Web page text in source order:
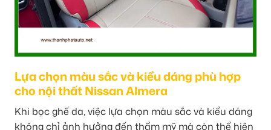
Lựa chọn màu sắc và kiểu dáng phù hợp
cho nội thất Nissan Almera
Khi bọc ghế da, việc lựa chọn màu sắc và kiểu dáng
không chỉ ảnh hưởng đến thẩm mỹ mà còn thể hiện